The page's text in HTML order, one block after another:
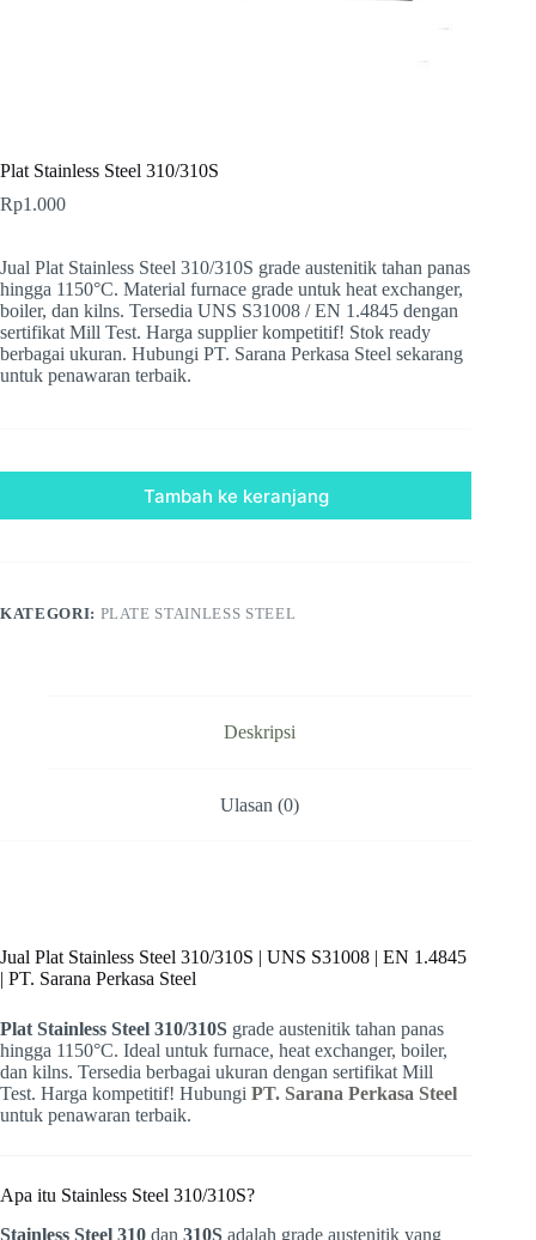
Plat Stainless Steel 310/310S
Rp1.000
Jual Plat Stainless Steel 310/310S grade austenitik tahan panas
hingga 1150°C. Material furnace grade untuk heat exchanger,
boiler, dan kilns. Tersedia UNS S31008 / EN 1.4845 dengan
sertifikat Mill Test. Harga supplier kompetitif! Stok ready
berbagai ukuran. Hubungi PT. Sarana Perkasa Steel sekarang
untuk penawaran terbaik.
Tambah ke keranjang
KATEGORI: PLATE STAINLESS STEEL
Deskripsi
Ulasan (0)
Jual Plat Stainless Steel 310/310S | UNS S31008 | EN 1.4845
| PT. Sarana Perkasa Steel
Plat Stainless Steel 310/310S grade austenitik tahan panas
hingga 1150°C. Ideal untuk furnace, heat exchanger, boiler,
dan kilns. Tersedia berbagai ukuran dengan sertifikat Mill
Test. Harga kompetitif! Hubungi PT. Sarana Perkasa Steel
untuk penawaran terbaik.
Apa itu Stainless Steel 310/310S?
Stainless Steel 310 dan 310S adalah grade austenitik yang